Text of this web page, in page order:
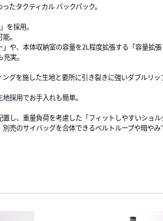
たタクティカル バックパック。
を採用。
。
や、本体収納室の容量を2L程度拡張する「容量
実。
グを施した生地と要所に引き裂きに強いダブルリ
採用でお手入れも簡単。
し、重量負荷を考慮した「フィットしやすいショ
売のサイバッグを合体できるベルトループや暗やみ